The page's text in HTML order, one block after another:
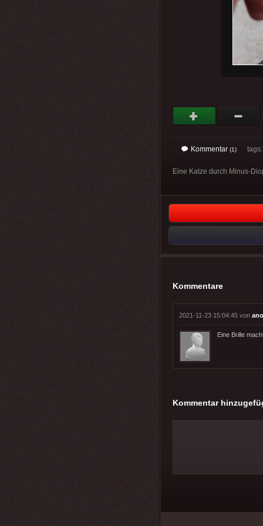
Kommentar (1)
Eine Katze durch Minus-
Kommentare
2021-11-23 15:04:45 von
Eine Brille
Kommentar